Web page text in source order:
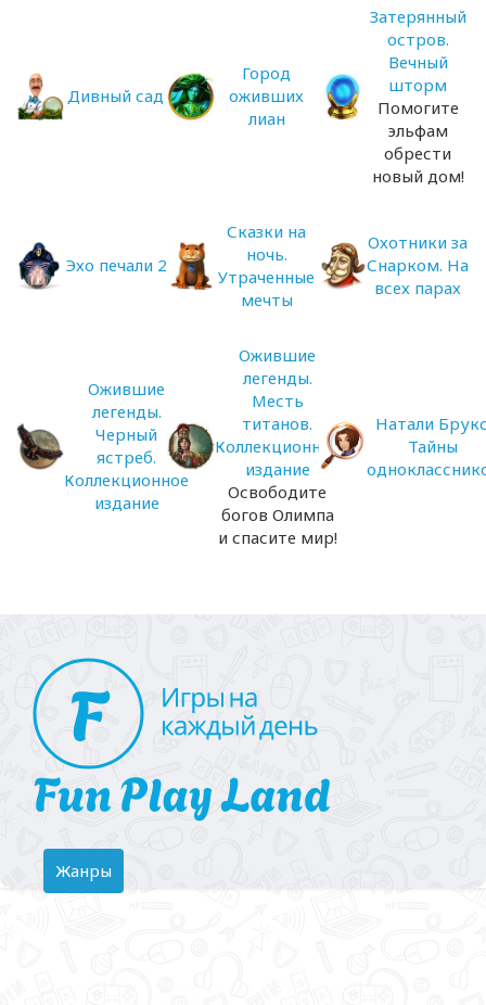
Дивный сад
Город
оживших
лиан
Затерянный
остров.
Вечный
шторм
Помогите
эльфам
обрести
новый дом!
Эхо печали 2
Сказки на
ночь.
Утраченные
мечты
Охотники за
Снарком. На
всех парах
Ожившие
легенды.
Черный
ястреб.
Коллекционное
издание
Ожившие
легенды.
Месть
титанов.
Коллекционное
издание
Освободите
богов Олимпа
и спасите мир!
Натали
Тайны
Toggle
navigation
Жанры